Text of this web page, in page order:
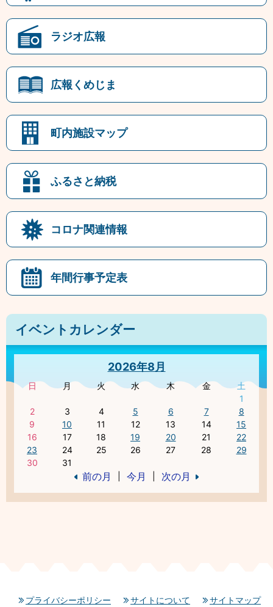
ラジオ広報
広報くめじま
町内施設マップ
ふるさと納税
コロナ関連情報
年間行事予定表
イベントカレンダー
2026年8月
日 月 火 水 木 金
土
1
2
3 4 5 6 7
8
9
10 11 12 13 14
15
16
17 18 19 20 21
22
23
24 25 26 27 28
29
30
31
前の月 今月 次の月
プライバシーポリシー サイトについて サイトマップ